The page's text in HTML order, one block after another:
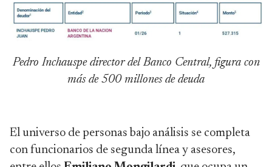
Pedro Inchauspe director del Banco Central, figura con
más de 500 millones de deuda
El universo de personas bajo análisis se completa
con funcionarios de segunda línea y asesores,